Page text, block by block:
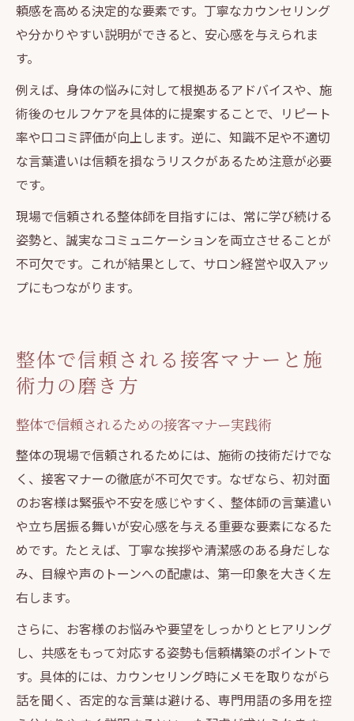
頼感を高める決定的な要素です。丁寧なカウンセリング
や分かりやすい説明ができると、安心感を与えられま
す。
例えば、身体の悩みに対して根拠あるアドバイスや、施
術後のセルフケアを具体的に提案することで、リピート
率や口コミ評価が向上します。逆に、知識不足や不適切
な言葉遣いは信頼を損なうリスクがあるため注意が必要
です。
現場で信頼される整体師を目指すには、常に学び続ける
姿勢と、誠実なコミュニケーションを両立させることが
不可欠です。これが結果として、サロン経営や収入アッ
プにもつながります。
整体で信頼される接客マナーと施
術力の磨き方
整体で信頼されるための接客マナー実践術
整体の現場で信頼されるためには、施術の技術だけでな
く、接客マナーの徹底が不可欠です。なぜなら、初対面
のお客様は緊張や不安を感じやすく、整体師の言葉遣い
や立ち居振る舞いが安心感を与える重要な要素になるた
めです。たとえば、丁寧な挨拶や清潔感のある身だしな
み、目線や声のトーンへの配慮は、第一印象を大きく左
右します。
さらに、お客様のお悩みや要望をしっかりとヒアリング
し、共感をもって対応する姿勢も信頼構築のポイントで
す。具体的には、カウンセリング時にメモを取りながら
話を聞く、否定的な言葉は避ける、専門用語の多用を控